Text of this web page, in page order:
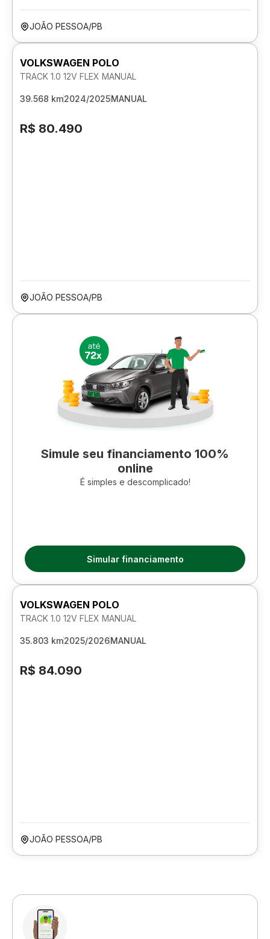
JOÃO PESSOA/PB
VOLKSWAGEN POLO
TRACK 1.0 12V FLEX MANUAL
39.568 km2024/2025MANUAL
R$ 80.490
JOÃO PESSOA/PB
Simule seu financiamento 100%
online
É simples e descomplicado!
Simular financiamento
VOLKSWAGEN POLO
TRACK 1.0 12V FLEX MANUAL
35.803 km2025/2026MANUAL
R$ 84.090
JOÃO PESSOA/PB